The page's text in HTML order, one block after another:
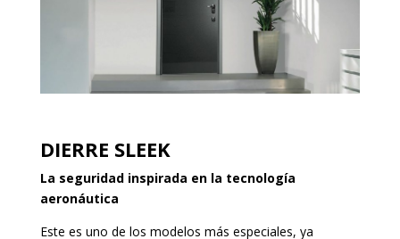
DIERRE SLEEK
La seguridad inspirada en la tecnología
aeronáutica
Este es uno de los modelos más especiales, ya